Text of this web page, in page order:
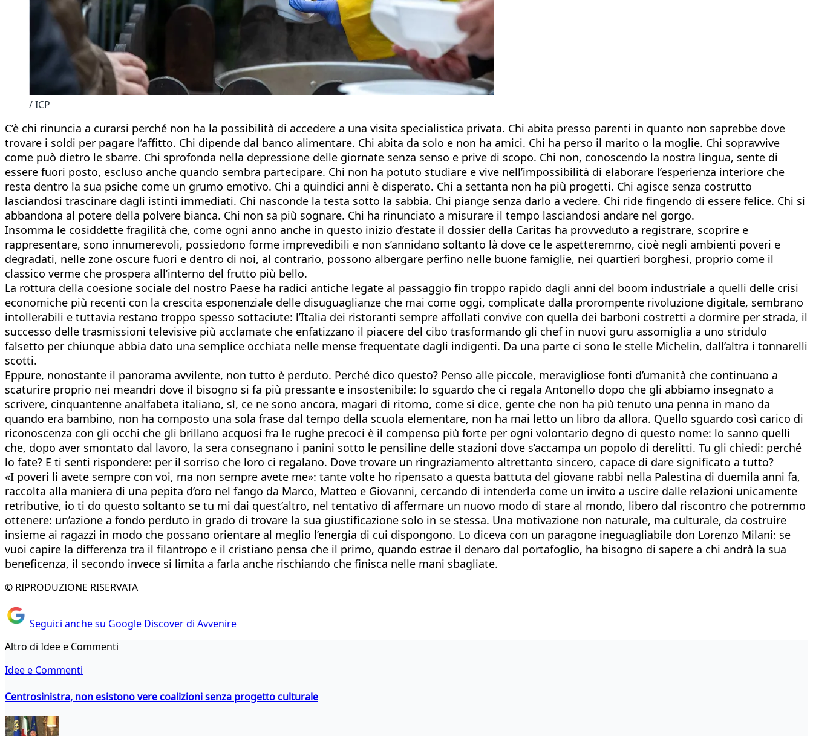
/ ICP
C’è chi rinuncia a curarsi perché non ha la possibilità di accedere a una visita specialistica privata. Chi abita presso parenti in quanto non saprebbe dove
trovare i soldi per pagare l’affitto. Chi dipende dal banco alimentare. Chi abita da solo e non ha amici. Chi ha perso il marito o la moglie. Chi sopravvive
come può dietro le sbarre. Chi sprofonda nella depressione delle giornate senza senso e prive di scopo. Chi non, conoscendo la nostra lingua, sente di
essere fuori posto, escluso anche quando sembra partecipare. Chi non ha potuto studiare e vive nell’impossibilità di elaborare l’esperienza interiore che
resta dentro la sua psiche come un grumo emotivo. Chi a quindici anni è disperato. Chi a settanta non ha più progetti. Chi agisce senza costrutto
lasciandosi trascinare dagli istinti immediati. Chi nasconde la testa sotto la sabbia. Chi piange senza darlo a vedere. Chi ride fingendo di essere felice. Chi si
abbandona al potere della polvere bianca. Chi non sa più sognare. Chi ha rinunciato a misurare il tempo lasciandosi andare nel gorgo.
Insomma le cosiddette fragilità che, come ogni anno anche in questo inizio d’estate il dossier della Caritas ha provveduto a registrare, scoprire e
rappresentare, sono innumerevoli, possiedono forme imprevedibili e non s’annidano soltanto là dove ce le aspetteremmo, cioè negli ambienti poveri e
degradati, nelle zone oscure fuori e dentro di noi, al contrario, possono albergare perfino nelle buone famiglie, nei quartieri borghesi, proprio come il
classico verme che prospera all’interno del frutto più bello.
La rottura della coesione sociale del nostro Paese ha radici antiche legate al passaggio fin troppo rapido dagli anni del boom industriale a quelli delle crisi
economiche più recenti con la crescita esponenziale delle disuguaglianze che mai come oggi, complicate dalla prorompente rivoluzione digitale, sembrano
intollerabili e tuttavia restano troppo spesso sottaciute: l’Italia dei ristoranti sempre affollati convive con quella dei barboni costretti a dormire per strada, il
successo delle trasmissioni televisive più acclamate che enfatizzano il piacere del cibo trasformando gli chef in nuovi guru assomiglia a uno stridulo
falsetto per chiunque abbia dato una semplice occhiata nelle mense frequentate dagli indigenti. Da una parte ci sono le stelle Michelin, dall’altra i tonnarelli
scotti.
Eppure, nonostante il panorama avvilente, non tutto è perduto. Perché dico questo? Penso alle piccole, meravigliose fonti d’umanità che continuano a
scaturire proprio nei meandri dove il bisogno si fa più pressante e insostenibile: lo sguardo che ci regala Antonello dopo che gli abbiamo insegnato a
scrivere, cinquantenne analfabeta italiano, sì, ce ne sono ancora, magari di ritorno, come si dice, gente che non ha più tenuto una penna in mano da
quando era bambino, non ha composto una sola frase dal tempo della scuola elementare, non ha mai letto un libro da allora. Quello sguardo così carico di
riconoscenza con gli occhi che gli brillano acquosi fra le rughe precoci è il compenso più forte per ogni volontario degno di questo nome: lo sanno quelli
che, dopo aver smontato dal lavoro, la sera consegnano i panini sotto le pensiline delle stazioni dove s’accampa un popolo di derelitti. Tu gli chiedi: perché
lo fate? E ti senti rispondere: per il sorriso che loro ci regalano. Dove trovare un ringraziamento altrettanto sincero, capace di dare significato a tutto?
«I poveri li avete sempre con voi, ma non sempre avete me»: tante volte ho ripensato a questa battuta del giovane rabbi nella Palestina di duemila anni fa,
raccolta alla maniera di una pepita d’oro nel fango da Marco, Matteo e Giovanni, cercando di intenderla come un invito a uscire dalle relazioni unicamente
retributive, io ti do questo soltanto se tu mi dai quest’altro, nel tentativo di affermare un nuovo modo di stare al mondo, libero dal riscontro che potremmo
ottenere: un’azione a fondo perduto in grado di trovare la sua giustificazione solo in se stessa. Una motivazione non naturale, ma culturale, da costruire
insieme ai ragazzi in modo che possano orientare al meglio l’energia di cui dispongono. Lo diceva con un paragone ineguagliabile don Lorenzo Milani: se
vuoi capire la differenza tra il filantropo e il cristiano pensa che il primo, quando estrae il denaro dal portafoglio, ha bisogno di sapere a chi andrà la sua
beneficenza, il secondo invece si limita a farla anche rischiando che finisca nelle mani sbagliate.
© RIPRODUZIONE RISERVATA
Seguici anche su Google Discover di Avvenire
Altro di Idee e Commenti
Idee e Commenti
Centrosinistra, non esistono vere coalizioni senza progetto culturale